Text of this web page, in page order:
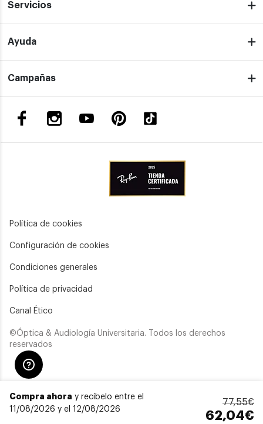
Compra ahora y recíbelo entre el
11/08/2026 y el 12/08/2026
77,55€
62,04€
Servicios
Ayuda
Campañas
Política de cookies
Configuración de cookies
Condiciones generales
Política de privacidad
Canal Ético
©Óptica & Audiología Universitaria. Todos los derechos
reservados